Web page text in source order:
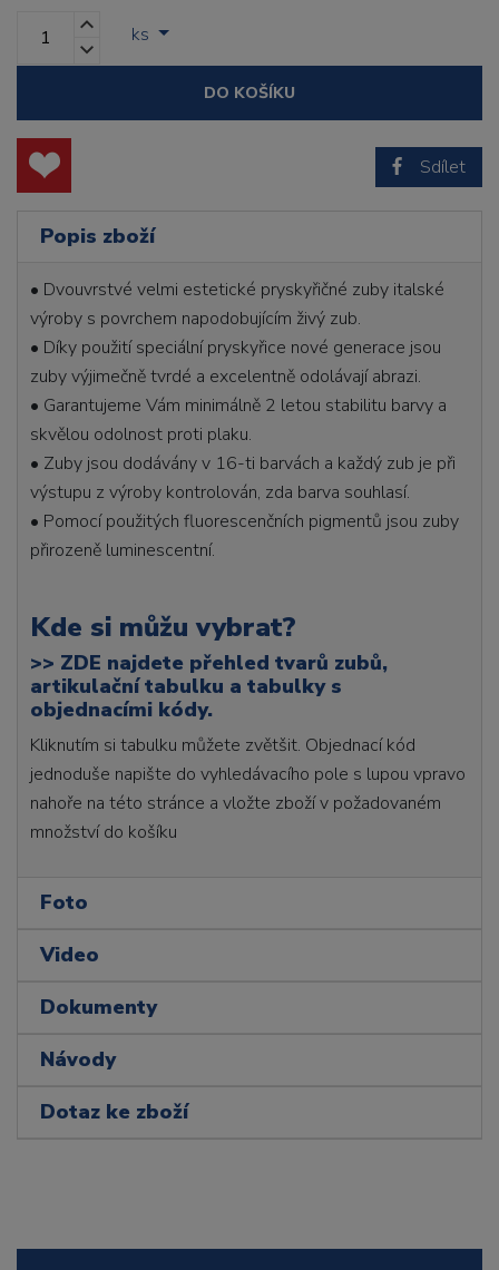
ks
DO KOŠÍKU
Sdílet
Popis zboží
• Dvouvrstvé velmi estetické pryskyřičné zuby italské
výroby s povrchem napodobujícím živý zub.
• Díky použití speciální pryskyřice nové generace jsou
zuby výjimečně tvrdé a excelentně odolávají abrazi.
• Garantujeme Vám minimálně 2 letou stabilitu barvy a
skvělou odolnost proti plaku.
• Zuby jsou dodávány v 16-ti barvách a každý zub je při
výstupu z výroby kontrolován, zda barva souhlasí.
• Pomocí použitých fluorescenčních pigmentů jsou zuby
přirozeně luminescentní.
Kde si můžu vybrat?
>> ZDE najdete přehled tvarů zubů,
artikulační tabulku a tabulky s
objednacími kódy.
Kliknutím si tabulku můžete zvětšit. Objednací kód
jednoduše napište do vyhledávacího pole s lupou vpravo
nahoře na této stránce a vložte zboží v požadovaném
množství do košíku
Foto
Video
Dokumenty
Návody
Dotaz ke zboží